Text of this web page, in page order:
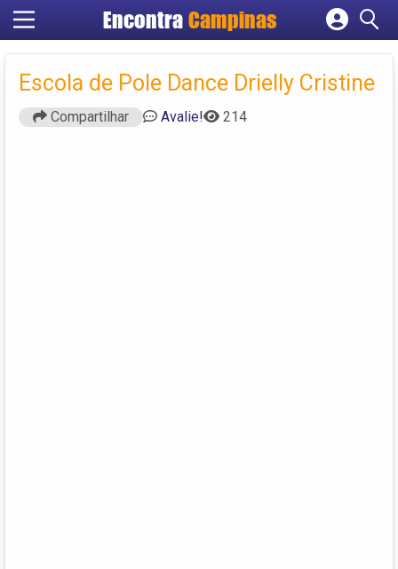
Encontra Campinas
Cadastrar empresa
Criar conta
Escola de Pole Dance Drielly Cristine
Compartilhar Avalie! 214